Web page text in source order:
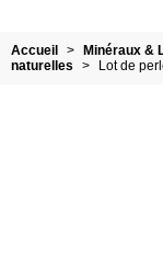
Accueil > Minéraux &
naturelles
> Lot de